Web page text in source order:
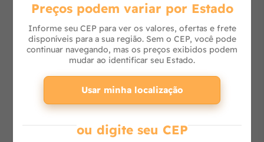
20% OFF
Consulte
Preços podem variar por Estado
Informe seu CEP para ver os valores, ofertas e frete
disponíveis para a sua região. Sem o CEP, você pode
continuar navegando, mas os preços exibidos podem
mudar ao identificar seu Estado.
Usar minha localização
ou digite seu CEP